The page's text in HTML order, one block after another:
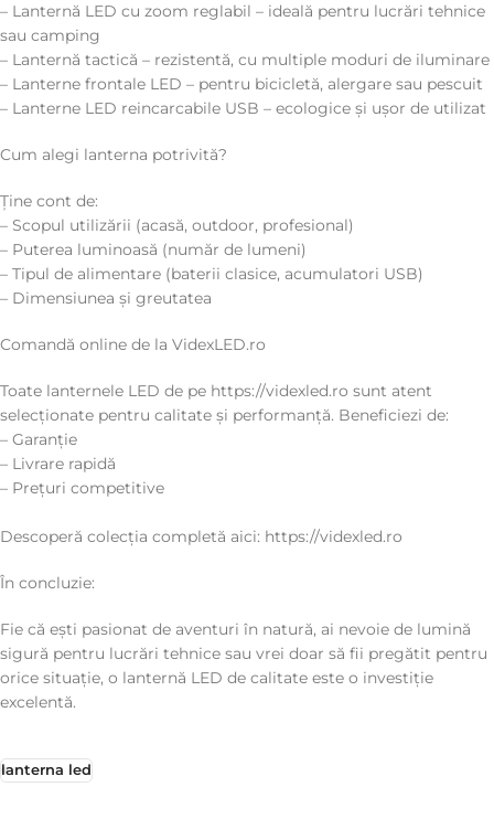
– Lanternă LED cu zoom reglabil – ideală pentru lucrări tehnice
sau camping
– Lanternă tactică – rezistentă, cu multiple moduri de iluminare
– Lanterne frontale LED – pentru bicicletă, alergare sau pescuit
– Lanterne LED reincarcabile USB – ecologice și ușor de utilizat
Cum alegi lanterna potrivită?
Ține cont de:
– Scopul utilizării (acasă, outdoor, profesional)
– Puterea luminoasă (număr de lumeni)
– Tipul de alimentare (baterii clasice, acumulatori USB)
– Dimensiunea și greutatea
Comandă online de la VidexLED.ro
Toate lanternele LED de pe https://videxled.ro sunt atent
selecționate pentru calitate și performanță. Beneficiezi de:
– Garanție
– Livrare rapidă
– Prețuri competitive
Descoperă colecția completă aici: https://videxled.ro
În concluzie:
Fie că ești pasionat de aventuri în natură, ai nevoie de lumină
sigură pentru lucrări tehnice sau vrei doar să fii pregătit pentru
orice situație, o lanternă LED de calitate este o investiție
excelentă.
lanterna led